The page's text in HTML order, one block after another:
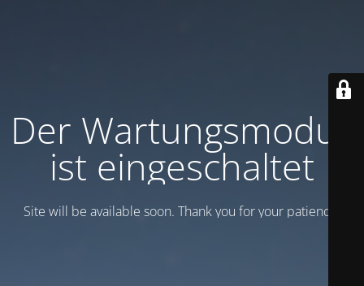
Der Wartungsmodus
ist eingeschaltet
Site will be available soon. Thank you for your patience!